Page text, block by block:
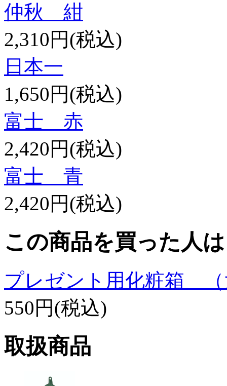
仲秋 紺
2,310円(税込)
日本一
1,650円(税込)
富士 赤
2,420円(税込)
富士 青
2,420円(税込)
この商品を買った人
プレゼント用化粧箱 （
550円(税込)
取扱商品